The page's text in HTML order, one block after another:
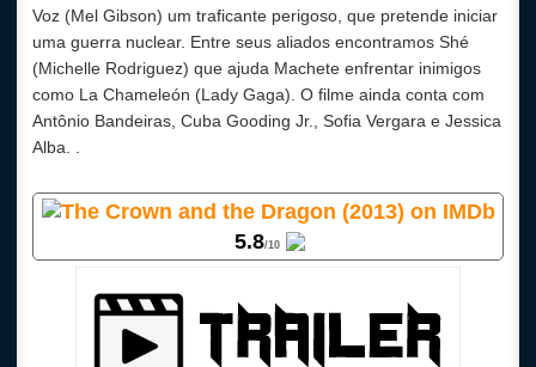
Voz (Mel Gibson) um traficante perigoso, que pretende iniciar
uma guerra nuclear. Entre seus aliados encontramos Shé
(Michelle Rodriguez) que ajuda Machete enfrentar inimigos
como La Chameleón (Lady Gaga). O filme ainda conta com
Antônio Bandeiras, Cuba Gooding Jr., Sofia Vergara e Jessica
Alba. .
5.8/10